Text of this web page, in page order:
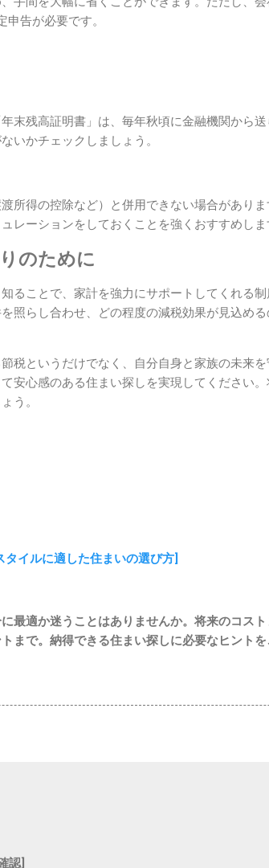
告が必要です。
末残高証明書」は、毎年秋頃に金融機関から
いかチェックしましょう。
所得の控除など）と併用できない場合があり
レーションをしておくことを強くおすすめしま
のために
ることで、家計を強力にサポートしてくれる
照らし合わせ、どの程度の減税効果が見込め
税というだけでなく、自分自身と家族の未来
安心感のある住まい探しを実現してください
う。
イルに適した住まいの選び方]
最適か迷うことはありませんか。将来のコス
まで。納得できる住まい探しに必要なヒントを
認]